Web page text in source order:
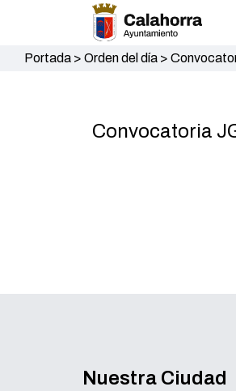
Portada> Orden del día>
Convocatoria
Nuestra Ciudad